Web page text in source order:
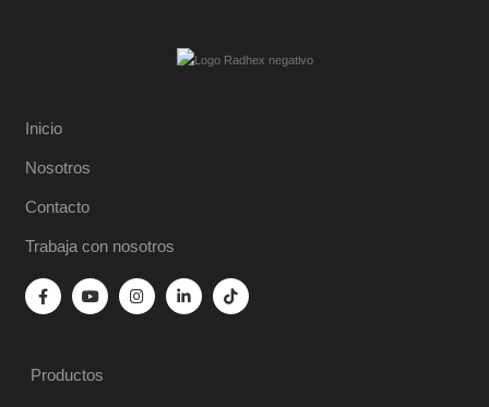
Inicio
Nosotros
Contacto
Trabaja con nosotros
Productos